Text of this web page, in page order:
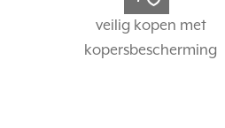
veilig kopen met
kopersbescherming